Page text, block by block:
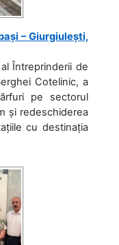
– Giurgiulești,
Întreprinderii de
Cotelinic, a
pe sectorul
și redeschiderea
cu destinația